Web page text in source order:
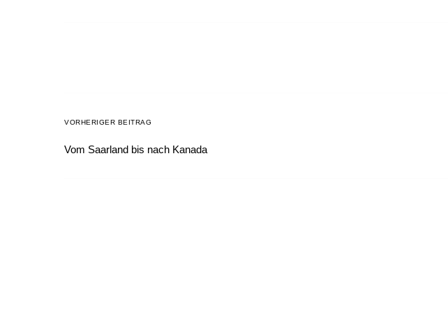
VORHERIGER BEITRAG
Vom Saarland bis nach Kanada